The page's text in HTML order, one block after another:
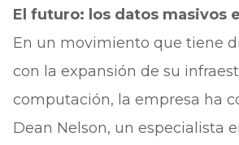
El futuro: los datos masivos
En un movimiento que tiene
con la expansión de su
computación, la empresa ha
Dean Nelson, un especialista